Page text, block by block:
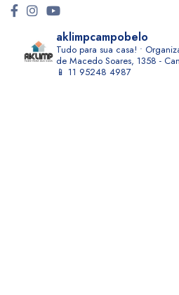
aklimpcampobelo
Tudo para sua casa! •
de Macedo Soares, 1358 -
📱 11 95248 4987